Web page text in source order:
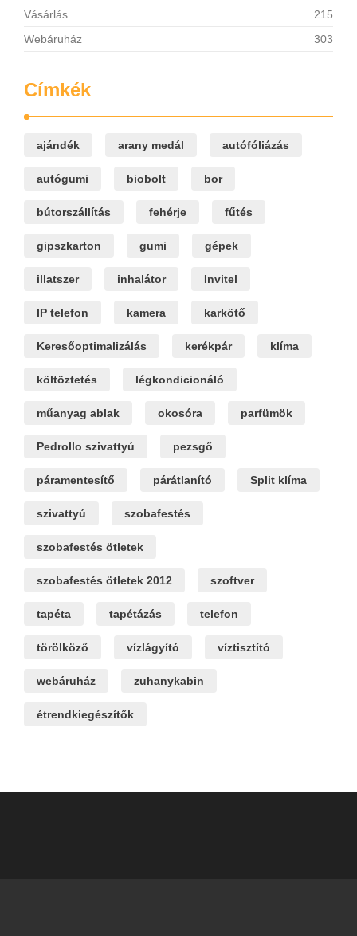
Vásárlás
215
Webáruház
303
Címkék
ajándék arany medál autófóliázás
autógumi biobolt bor
bútorszállítás fehérje fűtés
gipszkarton gumi gépek
illatszer inhalátor Invitel
IP telefon kamera karkötő
Keresőoptimalizálás kerékpár klíma
költöztetés légkondicionáló
műanyag ablak okosóra parfümök
Pedrollo szivattyú pezsgő
páramentesítő párátlanító Split klíma
szivattyú szobafestés
szobafestés ötletek
szobafestés ötletek 2012 szoftver
tapéta tapétázás telefon
törölköző vízlágyító víztisztító
webáruház zuhanykabin
étrendkiegészítők